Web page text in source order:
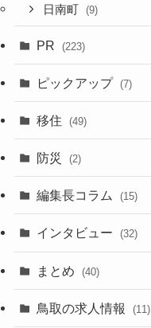
日南町 (9)
PR (223)
ピックアップ (7)
移住 (49)
防災 (2)
編集長コラム (15)
インタビュー (32)
まとめ (40)
鳥取の求人情報 (11)